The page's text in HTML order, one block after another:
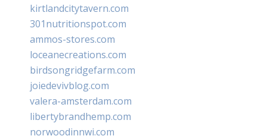
kirtlandcitytavern.com
301nutritionspot.com
ammos-stores.com
loceanecreations.com
birdsongridgefarm.com
joiedevivblog.com
valera-amsterdam.com
libertybrandhemp.com
norwoodinnwi.com